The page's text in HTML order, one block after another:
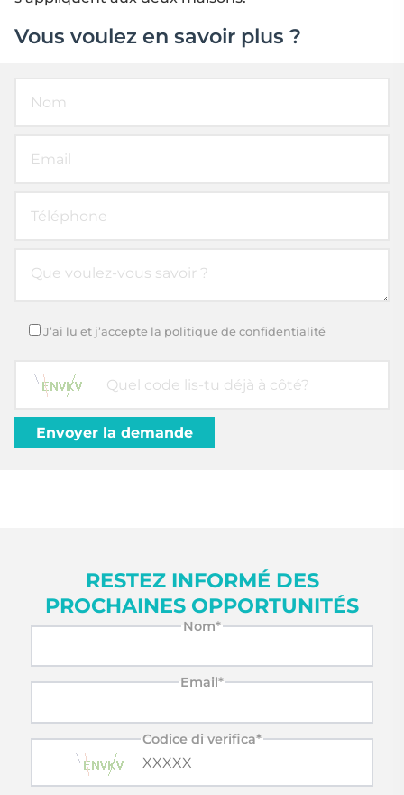
Vous voulez en savoir plus ?
J’ai lu et j’accepte la politique de confidentialité
RESTEZ INFORMÉ DES
PROCHAINES OPPORTUNITÉS
Nom*
Email*
Codice di verifica*